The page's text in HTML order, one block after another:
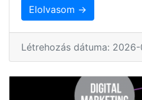
Elolvasom →
Létrehozás dátuma: